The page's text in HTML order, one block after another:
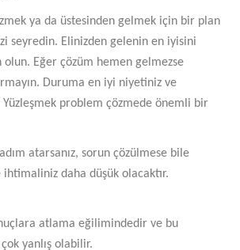
ya da üstesinden gelmek için bir plan
seyredin. Elinizden gelenin en iyisini
olun. Eğer çözüm hemen gelmezse
Duruma en iyi niyetiniz ve
Yüzleşmek problem çözmede önemli bir
atarsanız, sorun çözülmese bile
ihtimaliniz daha düşük olacaktır.
atlama eğilimindedir ve bu
çok yanlış olabilir.